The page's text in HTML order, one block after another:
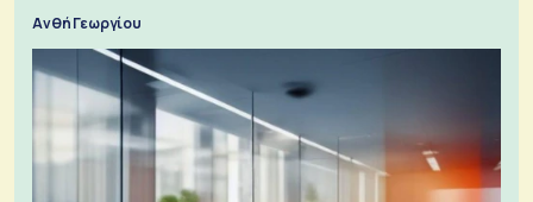
Ανθή Γεωργίου